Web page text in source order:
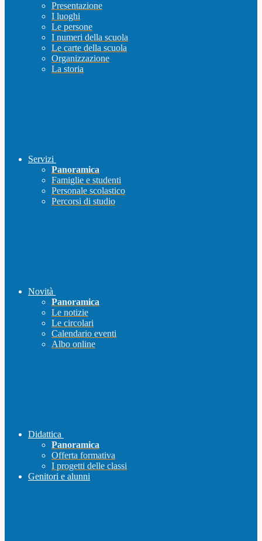
Presentazione
I luoghi
Le persone
I numeri della scuola
Le carte della scuola
Organizzazione
La storia
Servizi
Panoramica
Famiglie e studenti
Personale scolastico
Percorsi di studio
Novità
Panoramica
Le notizie
Le circolari
Calendario eventi
Albo online
Didattica
Panoramica
Offerta formativa
I progetti delle classi
Genitori e alunni